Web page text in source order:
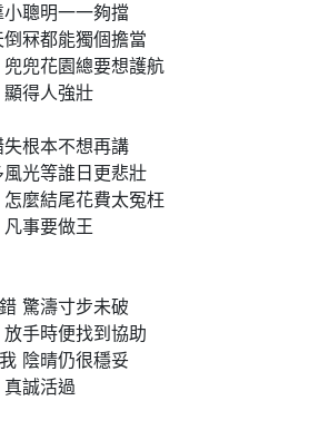
聰明一一夠擋
冧都能獨個擔當
兜花園總要想護航
得人強壯
根本不想再講
光等誰日更悲壯
麼結尾花費太冤枉
事要做王
驚濤寸步未破
手時便找到協助
陰晴仍很穩妥
誠活過